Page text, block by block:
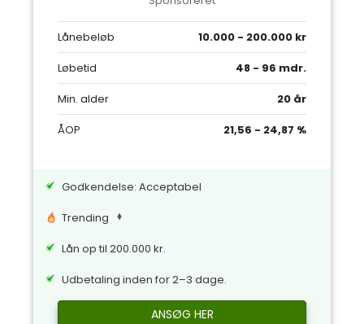
Lånebeløb
10.000 - 200.000 kr
Løbetid
48 - 96 mdr.
Min. alder
20 år
ÅOP
21,56 - 24,87 %
Godkendelse: Acceptabel
Trending
Lån op til 200.000 kr.
Udbetaling inden for 2–3 dage.
ANSØG HER